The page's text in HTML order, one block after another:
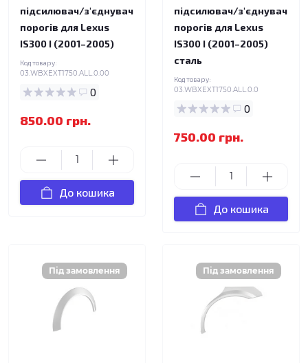
підсилювач/з'єднувач
порогів для Lexus
IS300 I (2001–2005)
Код товару:
03.WBXEXT1750.ALL.0.00
0
850.00 грн.
До кошика
підсилювач/з'єднувач
порогів для Lexus
IS300 I (2001–2005)
сталь
Код товару:
03.WBXEXT1750.ALL.0.0
0
750.00 грн.
До кошика